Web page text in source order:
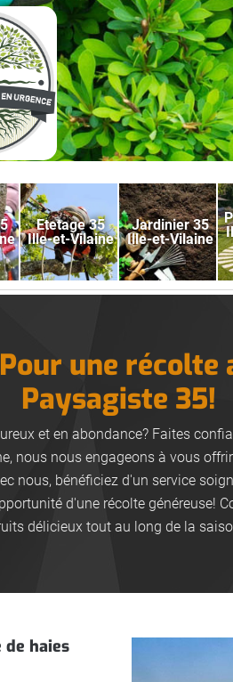
Etetage 35
Ille-et-Vilaine
Jardinier 35
Ille-et-Vilaine
une récolte
Paysagiste 35!
et en abondance? Faites
nous nous engageons à vous
nous, bénéficiez d'un service
d'une récolte généreuse!
délicieux tout au long de la
haies